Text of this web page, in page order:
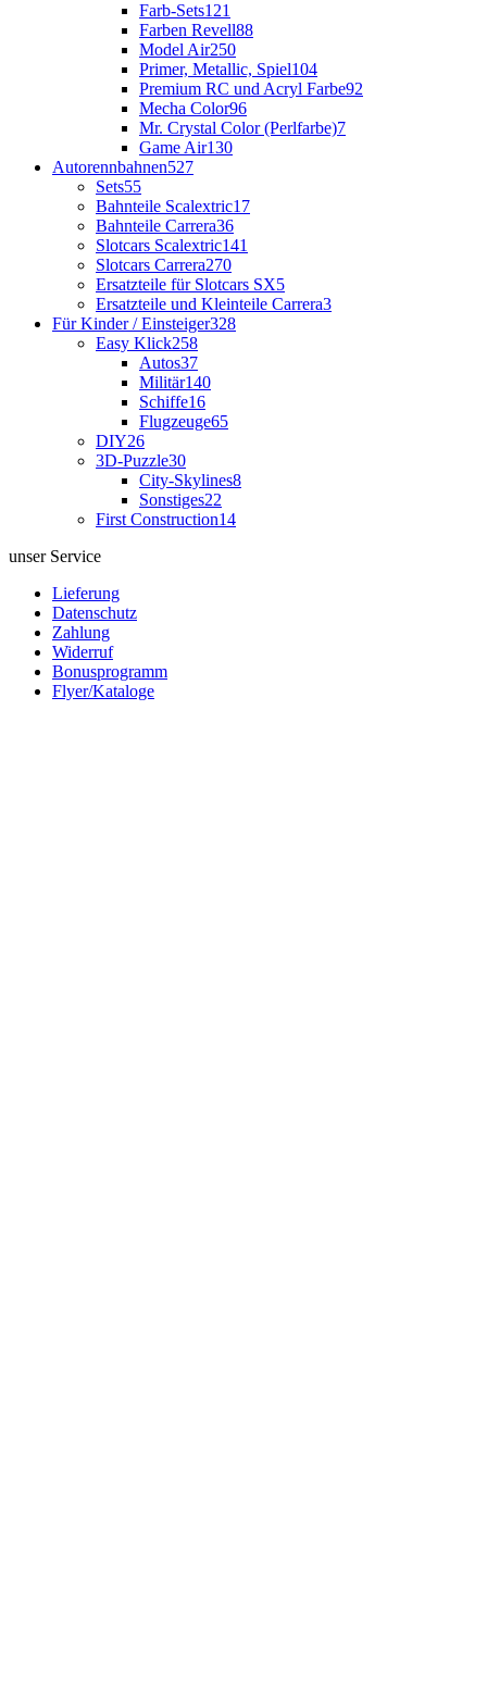
Farb-Sets121
Farben Revell88
Model Air250
Primer, Metallic, Spiel104
Premium RC und Acryl Farbe92
Mecha Color96
Mr. Crystal Color (Perlfarbe)7
Game Air130
Autorennbahnen527
Sets55
Bahnteile Scalextric17
Bahnteile Carrera36
Slotcars Scalextric141
Slotcars Carrera270
Ersatzteile für Slotcars SX5
Ersatzteile und Kleinteile Carrera3
Für Kinder / Einsteiger328
Easy Klick258
Autos37
Militär140
Schiffe16
Flugzeuge65
DIY26
3D-Puzzle30
City-Skylines8
Sonstiges22
First Construction14
unser Service
Lieferung
Datenschutz
Zahlung
Widerruf
Bonusprogramm
Flyer/Kataloge